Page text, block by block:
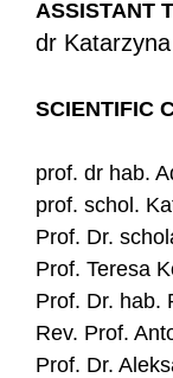
ASSISTANT
dr
SCIENTIFIC
prof. dr hab.
prof. schol.
Prof. Dr.
Prof. Teresa
Prof. Dr. hab.
Rev. Prof.
Prof. Dr.